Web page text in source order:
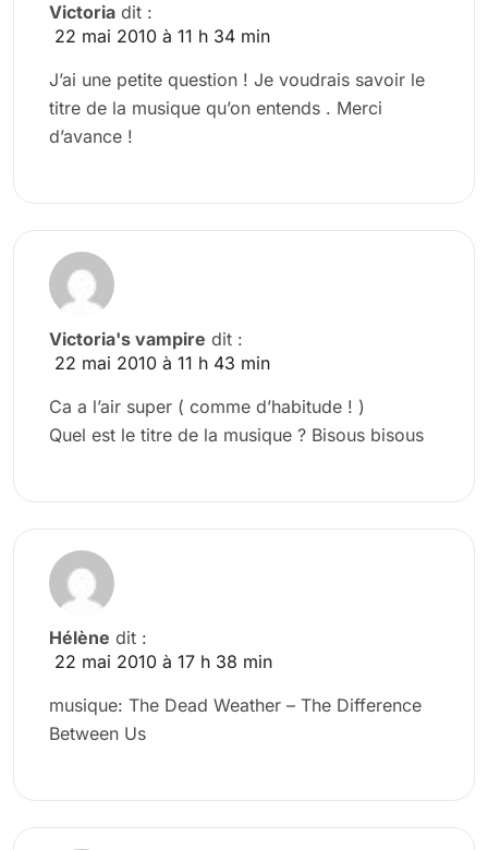
Victoria dit :
22 mai 2010 à 11 h 34 min
J’ai une petite question ! Je voudrais savoir le
titre de la musique qu’on entends . Merci
d’avance !
Victoria's vampire dit :
22 mai 2010 à 11 h 43 min
Ca a l’air super ( comme d’habitude ! )
Quel est le titre de la musique ? Bisous bisous
Hélène dit :
22 mai 2010 à 17 h 38 min
musique: The Dead Weather – The Difference
Between Us